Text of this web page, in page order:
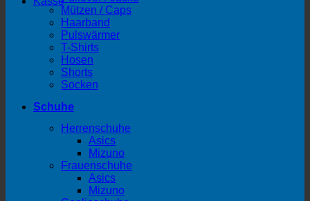
Mützen / Caps
Haarband
Pulswärmer
T-Shirts
Hosen
Shorts
Socken
Schuhe
Herrenschuhe
Asics
Mizuno
Frauenschuhe
Asics
Mizuno